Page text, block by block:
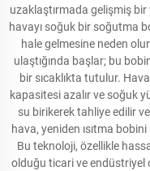
uzaklaştırmada gelişmiş bir
havayı soğuk bir soğutma
hale gelmesine neden
ulaştığında başlar; bu
bir sıcaklıkta tutulur.
kapasitesi azalır ve soğuk
su birikerek tahliye edilir
hava, yeniden ısıtma
Bu teknoloji, özellikle
olduğu ticari ve endüstriyel